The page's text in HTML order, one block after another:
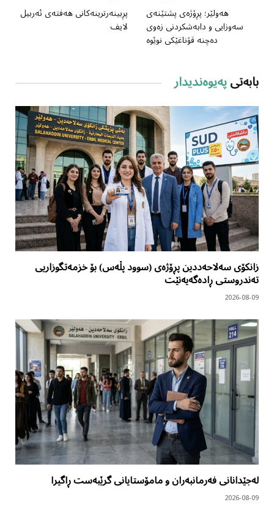
هەولێر؛ پڕۆژەی پشتێنەی
سەوزایی و دابەشکردنی زەوی
دەچنە قۆناغێکی نوێوە
پڕبینەرترینەکانی هەفتەی ئەربیل
لایف
بابەتیپەیوەندیدار
زانکۆی سەلاحەددین پڕۆژەی (سوود پڵەس) بۆ خزمەتگوزاریی
تەندروستی ڕادەگەیەنێت
2026-08-09
لەجێدانانی فەرمانبەران و مامۆستایانی گرێبەست ڕاگیرا
2026-08-09